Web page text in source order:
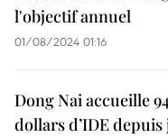
l'objectif annuel
01/08/2024 01:16
Dong Nai accueille
dollars d’IDE